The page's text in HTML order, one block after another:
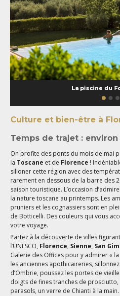
La piscine du
Culture et bien-être à
Temps de trajet : environ
On profite des ponts du mois de mai
la Toscane et de Florence !
silloner cette région avec des
rarement en dessous de la barre des
saison touristique. L’occasion
la nature toscane au printemps. Les
pruniers et les cognassiers sont en
de Botticelli. Des couleurs qui vous
votre voyage.
Partez à la découverte de villes
l’UNESCO, Florence, Sienne, San
Galerie des Offices pour y admirer «
les anciennes apothicaireries,
d’Ombrie, poussez les portes de
doigts de fines tranches de
parasols, un verre de Chianti à la main.